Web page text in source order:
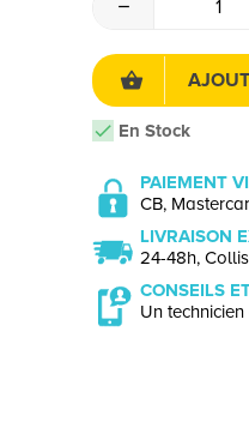
En Stock
PAIEMENT
CB,
LIVRAISON
24-48h,
CONSEILS
Un